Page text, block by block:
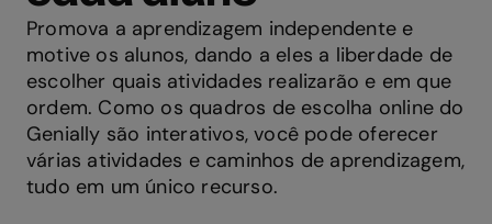
Promova a aprendizagem independente e
motive os alunos, dando a eles a liberdade de
escolher quais atividades realizarão e em que
ordem. Como os quadros de escolha online do
Genially são interativos, você pode oferecer
várias atividades e caminhos de aprendizagem,
tudo em um único recurso.